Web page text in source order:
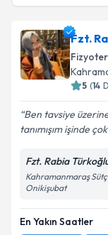
Fzt.
5 (14
Ben tavsiye
tanımışım işinde
Fzt. Rabia
Kahramanmaraş
Onikişubat
En Yakın Saatler